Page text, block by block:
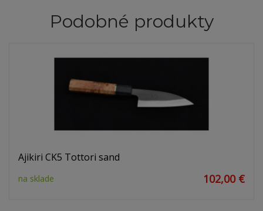
Podobné produkty
Ajikiri CK5 Tottori sand
na sklade 102,00 €